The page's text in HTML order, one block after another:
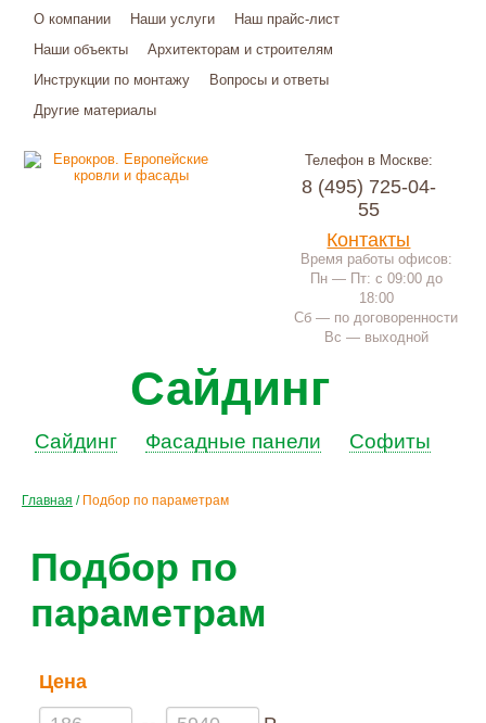
О компании Наши услуги
Наш прайс-лист
Наши объекты
Архитекторам и строителям
Инструкции по монтажу
Вопросы и ответы
Другие материалы
Телефон в Москве:
8 (495) 725-04-
55
Контакты
Время работы офисов:
Пн — Пт: с 09:00 до
18:00
Сб — по договоренности
Вс — выходной
Сайдинг
Сайдинг Фасадные панели Софиты
Главная / Подбор по параметрам
Подбор по
параметрам
Цена